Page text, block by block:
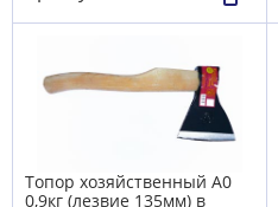
Топор хозяйственный А0
0,9кг (лезвие 135мм) в